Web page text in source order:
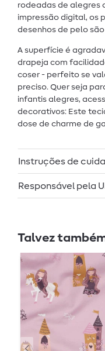
rodeadas de alegres
impressão digital, os
desenhos de pelo
A superfície é
drapeja com
coser - perfeito se
preciso. Quer seja
infantis alegres,
decorativos: Este
dose de charme de
Instruções de
Responsável pela
Talvez